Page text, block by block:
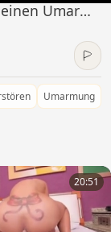
Getätowierte Shelady Brünette gibt einen Umarmung
Umarmung
20:51